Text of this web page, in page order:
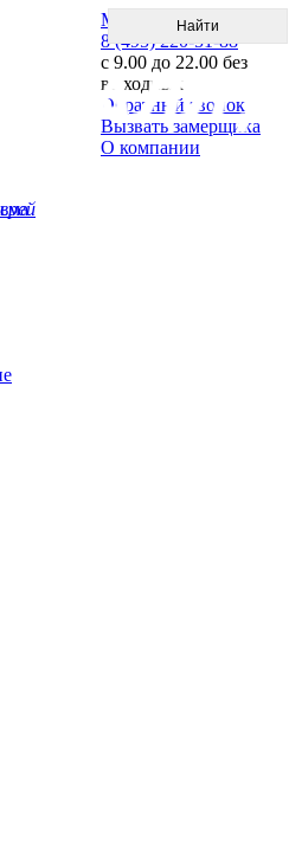
Меню
8 (495) 220-51-88
с 9.00 до 22.00 без
выходных
Обратный звонок
Вызвать замерщика
О компании